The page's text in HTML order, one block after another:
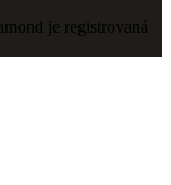
je registrovaná